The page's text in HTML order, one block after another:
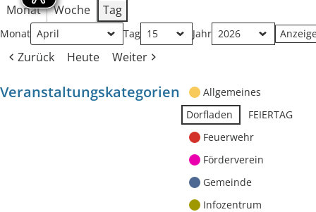
Monat Woche Tag
Monat Tag Jahr
Zurück Heute Weiter
Veranstaltungskategorien
Allgemeines
Dorfladen
FEIERTAG
Feuerwehr
Förderverein
Gemeinde
Infozentrum